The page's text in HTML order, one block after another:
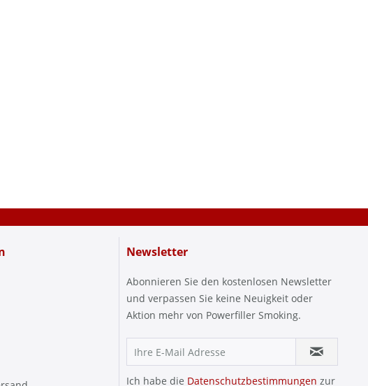
Newsletter
Abonnieren Sie den kostenlosen Newsletter
und verpassen Sie keine Neuigkeit oder
Aktion mehr von Powerfiller Smoking.
Ich habe die Datenschutzbestimmungen zur